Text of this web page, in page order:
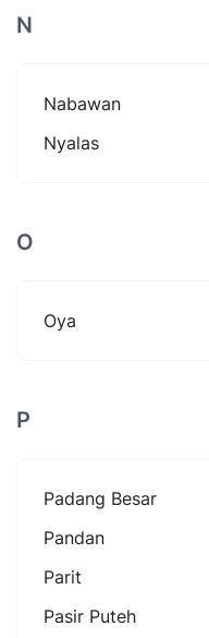
N
Nabawan
Nyalas
O
Oya
P
Padang Besar
Pandan
Parit
Pasir Puteh